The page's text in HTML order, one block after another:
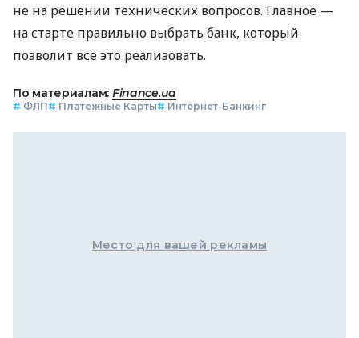
не на решении технических вопросов. Главное —
на старте правильно выбрать банк, который
позволит все это реализовать.
По материалам: Finance.ua
# ФЛП# Платежные Карты# Интернет-Банкинг
Место для вашей рекламы